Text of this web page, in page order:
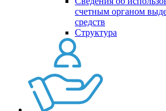
счетным органом
средств
Структура